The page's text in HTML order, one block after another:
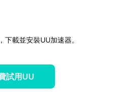
載並安裝UU加速器。
試用UU